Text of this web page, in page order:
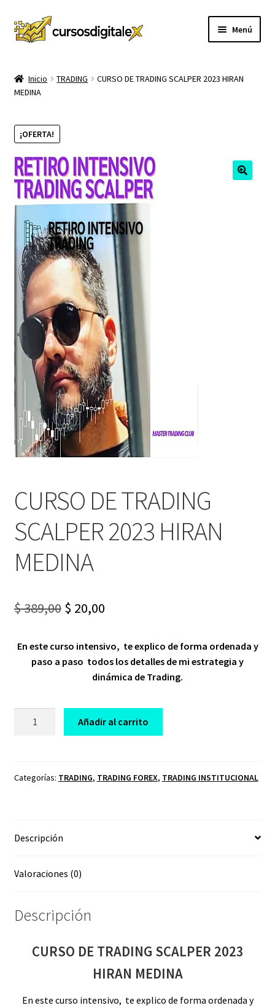
Ir
a
Ir
al
Menú
TIENDA
CURSOS
hijo
MEMBRESIA
MI CUENTA
CARRITO
CONTACTO
Inicio TRADING
CURSO DE TRADING SCALPER 2023 HIRAN
MEDINA
¡OFERTA!
CURSO DE TRADING
SCALPER 2023 HIRAN
MEDINA
$389,00 Original
was:
$ 389,00.
$ 20,00Current
is:
$ 20,00.
En este curso intensivo, te explico de forma ordenada y
paso a paso todos los detalles de mi estrategia y
dinámica de Trading.
2023
Añadir al carrito
Categorías: TRADING, TRADING FOREX, TRADING INSTITUCIONAL
Descripción
Valoraciones (0)
Descripción
CURSO DE TRADING SCALPER 2023
HIRAN MEDINA
En este curso intensivo, te explico de forma ordenada y